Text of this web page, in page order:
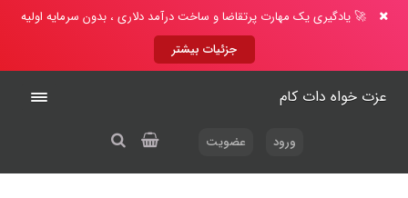
🚀 یادگیری یک مهارت پرتقاضا و ساخت درآمد دلاری ، بدون سرمایه اولیه
جزئیات بیشتر
عزت خواه دات کام
ورود عضویت